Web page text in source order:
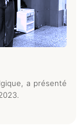
a présenté